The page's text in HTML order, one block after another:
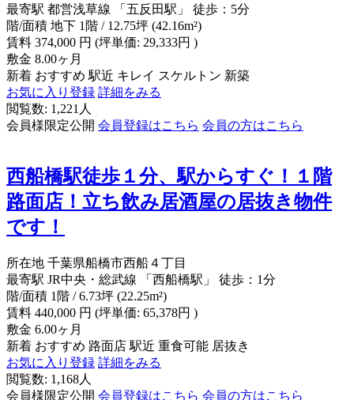
最寄駅 都営浅草線 「五反田駅」 徒歩：5分
階/面積 地下 1階 / 12.75坪 (42.16m²)
賃料 374,000 円 (坪単価: 29,333円 )
敷金 8.00ヶ月
新着 おすすめ 駅近 キレイ スケルトン 新築
お気に入り登録 詳細をみる
閲覧数: 1,221人
会員様限定公開 会員登録はこちら 会員の方はこちら
西船橋駅徒歩１分、駅からすぐ！１階
路面店！立ち飲み居酒屋の居抜き物件
です！
所在地 千葉県船橋市西船４丁目
最寄駅 JR中央・総武線 「西船橋駅」 徒歩：1分
階/面積 1階 / 6.73坪 (22.25m²)
賃料 440,000 円 (坪単価: 65,378円 )
敷金 6.00ヶ月
新着 おすすめ 路面店 駅近 重食可能 居抜き
お気に入り登録 詳細をみる
閲覧数: 1,168人
会員様限定公開 会員登録はこちら 会員の方はこちら